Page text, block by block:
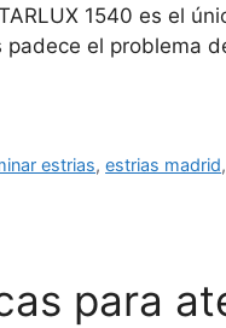
1540 es el
padece el problema
estrias,estrias madrid,
para